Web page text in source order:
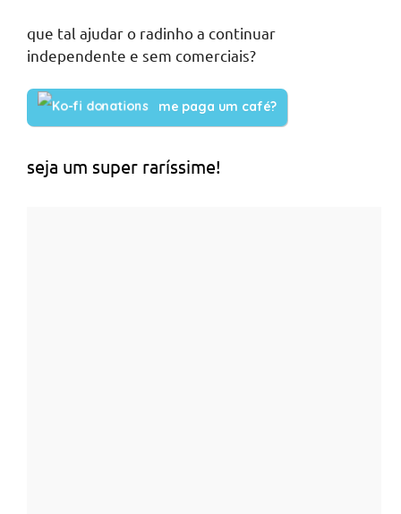
que tal ajudar o radinho a continuar
independente e sem comerciais?
me paga um café?
seja um super raríssime!